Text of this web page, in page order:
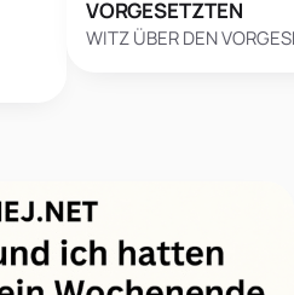
VORGESETZTEN
WITZ ÜBER DEN